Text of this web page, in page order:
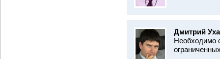
Дмитрий
Необходимо